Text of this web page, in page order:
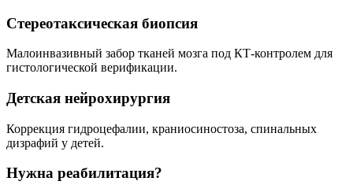
Стереотаксическая биопсия
Малоинвазивный забор тканей мозга под КТ-контролем для
гистологической верификации.
Детская нейрохирургия
Коррекция гидроцефалии, краниосиностоза, спинальных
дизрафий у детей.
Нужна реабилитация?